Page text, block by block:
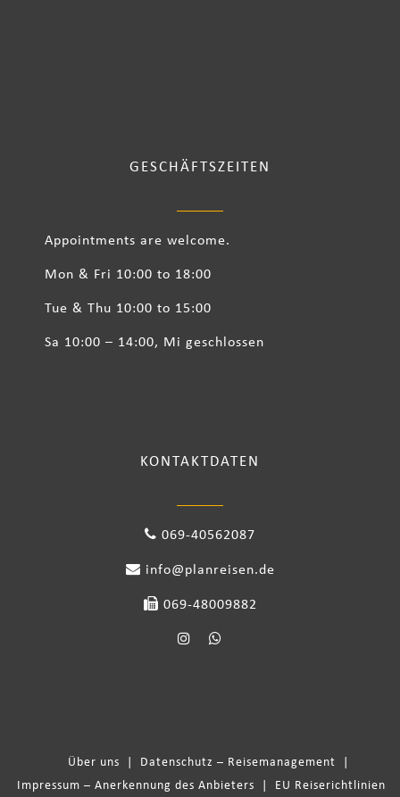
GESCHÄFTSZEITEN
Appointments are welcome.
Mon & Fri 10:00 to 18:00
Tue & Thu 10:00 to 15:00
Sa 10:00 – 14:00, Mi geschlossen
KONTAKTDATEN
069-40562087
info@planreisen.de
069-48009882
Über uns Datenschutz – Reisemanagement
Impressum – Anerkennung des Anbieters
EU Reiserichtlinien